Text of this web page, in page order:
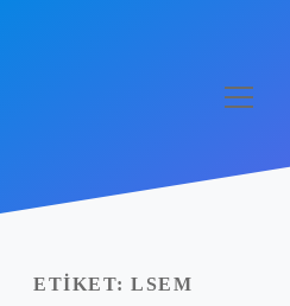
Yasal Uyarı
menüyü
ETIKET: LSEM